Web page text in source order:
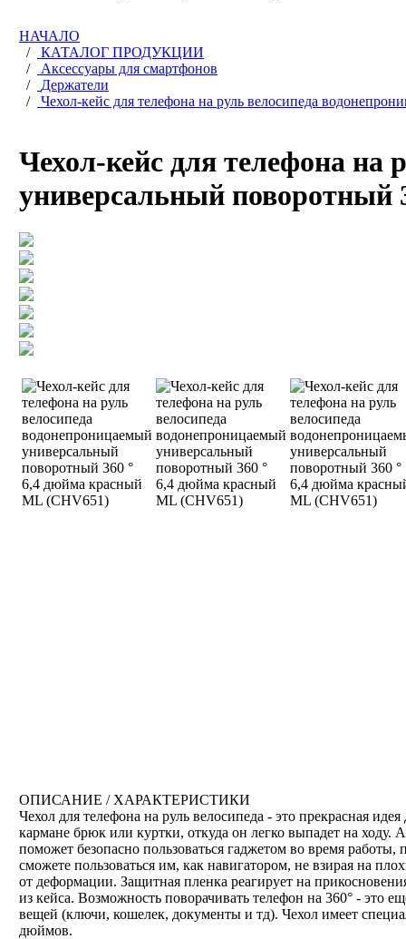
НАЧАЛО
/
КАТАЛОГ ПРОДУКЦИИ
/
Аксессуары для смартфонов
/
Держатели
/
Чехол-кейс для телефона на руль велосипеда
Чехол-кейс для телефона на
универсальный
ОПИСАНИЕ / ХАРАКТЕРИСТИКИ
Чехол для телефона на руль велосипеда - это прекрасная
кармане брюк или куртки, откуда он легко выпадет на
поможет безопасно пользоваться гаджетом во время
сможете пользоваться им, как навигатором, не взирая на
от деформации. Защитная пленка реагирует на
из кейса. Возможность поворачивать телефон на 360° - это
вещей (ключи, кошелек, документы и тд). Чехол имеет
дюймов.